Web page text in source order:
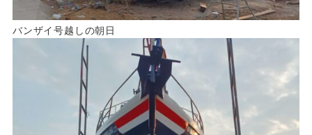
バンザイ号越しの朝日